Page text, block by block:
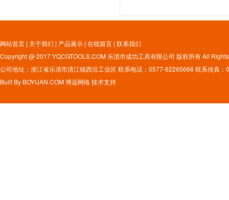
网站首页 | 关于我们 | 产品展示 | 在线留言 | 联系我们
Copyright @ 2017 YQCGTOOLS.COM 乐清市成功工具有限公司 版权所有 All
公司地址：浙江省乐清市清江镇西沿工业区 联系电话：0577-62265666 联系传真
Built By BOYUAN.COM博远网络技术支持